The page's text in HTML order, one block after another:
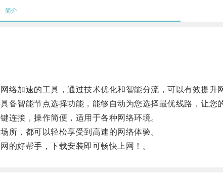
简介
加速的工具，通过技术优化和智能分流，可以有效提升
智能节点选择功能，能够自动为您选择最优线路，让您
接，操作简便，适用于各种网络环境。
，都可以轻松享受到高速的网络体验。
好帮手，下载安装即可畅快上网！。